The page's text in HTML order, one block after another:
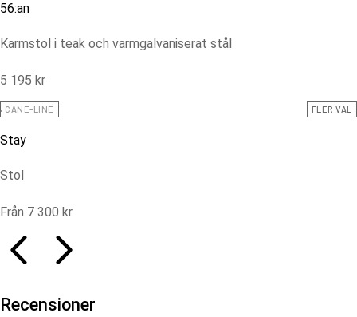
56:an
Karmstol i teak och varmgalvaniserat stål
5 195 kr
CANE-LINE FLER VAL
Stay
Stol
Från 7 300 kr
Recensioner